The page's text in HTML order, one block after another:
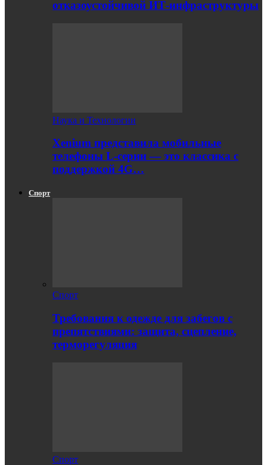
отказоустойчивой ИТ-инфраструктуры
Наука и Технологии
Xenium представила мобильные
телефоны L-серии — это классика с
поддержкой 4G…
Спорт
Спорт
Требования к одежде для забегов с
препятствиями: защита, сцепление,
терморегуляция
Спорт